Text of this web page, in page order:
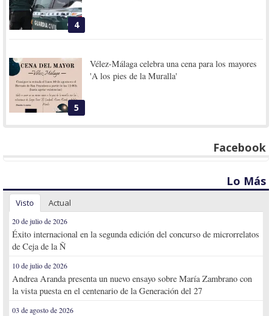
4
5
Vélez-Málaga celebra una cena para los mayores
'A los pies de la Muralla'
Facebook
Lo Más
Visto Actual
20 de julio de 2026
Éxito internacional en la segunda edición del concurso de microrrelatos
de Ceja de la Ñ
10 de julio de 2026
Andrea Aranda presenta un nuevo ensayo sobre María Zambrano con
la vista puesta en el centenario de la Generación del 27
03 de agosto de 2026